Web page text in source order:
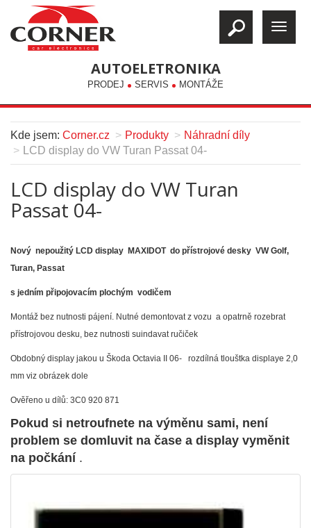
AUTOELETRONIKA
PRODEJ SERVIS MONTÁŽE
Kde jsem: Corner.cz Produkty
Náhradní díly
LCD display do VW Turan Passat 04-
LCD display do VW Turan
Passat 04-
Nový nepoužitý LCD display MAXIDOT do přístrojové desky VW Golf,
Turan, Passat
s jedním připojovacím plochým vodičem
Montáž bez nutnosti pájení. Nutné demontovat z vozu a opatrně rozebrat
přístrojovou desku, bez nutnosti suindavat ručiček
Obdobný display jakou u Škoda Octavia II 06- rozdílná tlouštka displaye 2,0
mm viz obrázek dole
Ověřeno u dílů: 3C0 920 871
Pokud si netroufnete na výměnu sami, není
problem se domluvit na čase a display vyměnit
na počkání .